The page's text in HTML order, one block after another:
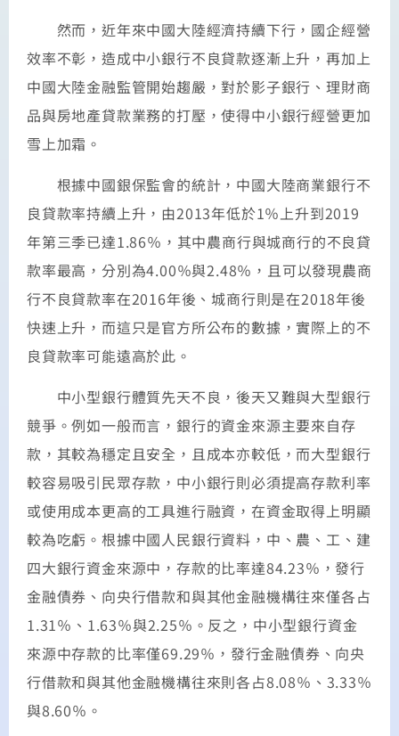
然而，近年來中國大陸經濟持續下行，國企經營
效率不彰，造成中小銀行不良貸款逐漸上升，再加上
中國大陸金融監管開始趨嚴，對於影子銀行、理財商
品與房地產貸款業務的打壓，使得中小銀行經營更加
雪上加霜。
根據中國銀保監會的統計，中國大陸商業銀行不
良貸款率持續上升，由2013年低於1％上升到2019
年第三季已達1.86％，其中農商行與城商行的不良貸
款率最高，分別為4.00％與2.48％，且可以發現農商
行不良貸款率在2016年後、城商行則是在2018年後
快速上升，而這只是官方所公布的數據，實際上的不
良貸款率可能遠高於此。
中小型銀行體質先天不良，後天又難與大型銀行
競爭。例如一般而言，銀行的資金來源主要來自存
款，其較為穩定且安全，且成本亦較低，而大型銀行
較容易吸引民眾存款，中小銀行則必須提高存款利率
或使用成本更高的工具進行融資，在資金取得上明顯
較為吃虧。根據中國人民銀行資料，中、農、工、建
四大銀行資金來源中，存款的比率達84.23％，發行
金融債券、向央行借款和與其他金融機構往來僅各占
1.31％、1.63％與2.25％。反之，中小型銀行資金
來源中存款的比率僅69.29％，發行金融債券、向央
行借款和與其他金融機構往來則各占8.08％、3.33％
與8.60％。